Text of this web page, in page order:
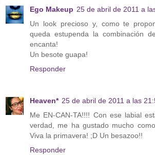
Ego Makeup 25 de abril de 2011 a
Un look precioso y, como te
queda estupenda la combinación
encanta!
Un besote guapa!
Responder
Heaven* 25 de abril de 2011 a las
Me EN-CAN-TA!!!! Con ese labial
verdad, me ha gustado mucho
Viva la primavera! ;D Un besazoo!!
Responder